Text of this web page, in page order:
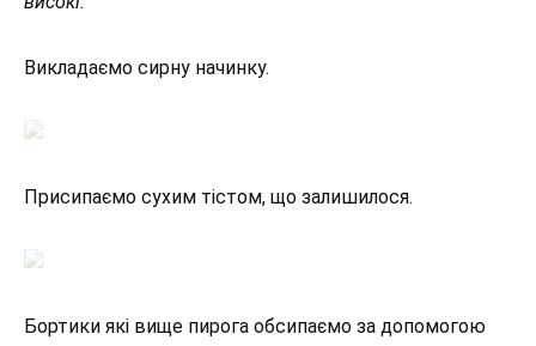
Викладаємо сирну начинку.
Присипаємо сухим тістом, що залишилося.
Бортики які вище пирога обсипаємо за допомогою